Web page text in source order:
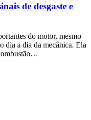
de desgaste e
do motor, mesmo
dia a dia da mecânica. Ela